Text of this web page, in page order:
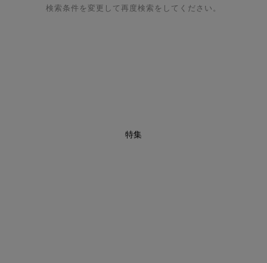
検索条件を変更して再度検索をしてください。
特集